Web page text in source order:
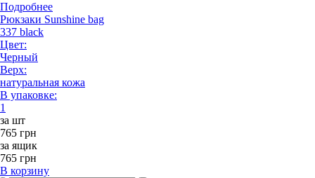
Подробнее
Рюкзаки Sunshine bag
337 black
Цвет:
Черный
Верх:
натуральная кожа
В упаковке:
1
за шт
765 грн
за ящик
765 грн
В корзину